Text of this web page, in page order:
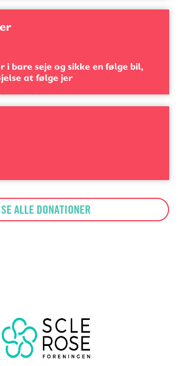
bare seje og sikke en følge bil,
at følge jer
SE ALLE DONATIONER